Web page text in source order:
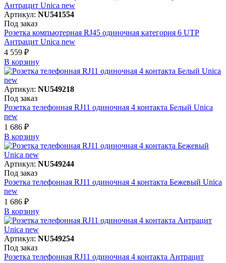
Артикул: NU541554
Под заказ
Розетка компьютерная RJ45 одиночная категория 6 UTP
Антрацит Unica new
4 559 ₽
В корзинy
Артикул: NU549218
Под заказ
Розетка телефонная RJ11 одиночная 4 контакта Белый Unica
new
1 686 ₽
В корзинy
Артикул: NU549244
Под заказ
Розетка телефонная RJ11 одиночная 4 контакта Бежевый Unica
new
1 686 ₽
В корзинy
Артикул: NU549254
Под заказ
Розетка телефонная RJ11 одиночная 4 контакта Антрацит